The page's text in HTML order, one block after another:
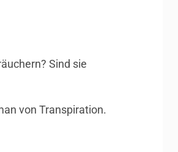
Sind sie
von Transpiration.